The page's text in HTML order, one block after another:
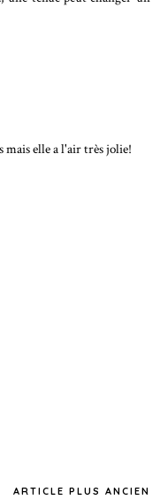
mais elle a l'air très jolie!
ARTICLE PLUS ANCIEN